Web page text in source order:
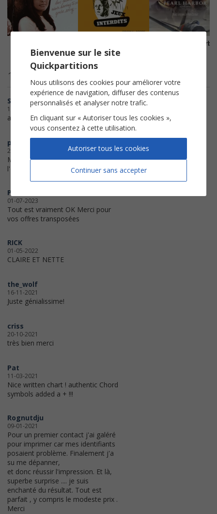
Francis Lai Narciso Yepes
Tennessee (Pearl
12 avis clients
Sand
19-12-2023
aucun problème!!
pauline
21-09-2023
Merci beaucoup d'être autant à
l'écoute de vos clients.
Patoche 72440
01-07-2023
Tout est vraiment OK Merci pour
vos offres transposées
RICK
01-05-2022
CLAIRE ET NETTE
the_wolf
16-11-2021
Juste génialissime!
criss
20-10-2021
très bien merci
Pat
11-03-2021
Nice written chart ! authentic Chord
symbols added a + !!!
Rognutdju
09-01-2021
Pour un premier contact j'ai galéré
pour imprimer car mes identifiants
posaient problème. Finalement j'a
su me dépanner,
et donc réussir l'impression. Et là,
superbe surprise .... je suis
enchanté du résultat. Tout est
parfait , y compris le modeste prix .
Merci
Bienvenue sur le site
Quickpartitions
Nous utilisons des cookies pour améliorer votre
expérience de navigation, diffuser des contenus
personnalisés et analyser notre trafic.
En cliquant sur « Autoriser tous les cookies »,
vous consentez à cette utilisation.
Continuer sans accepter
Autoriser tous les cookies